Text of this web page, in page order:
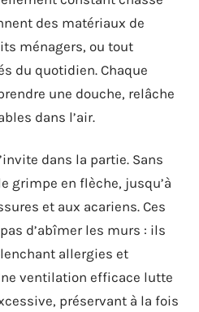
des matériaux de
ménagers, ou tout
du quotidien. Chaque
une douche, relâche
dans l’air.
dans la partie. Sans
grimpe en flèche, jusqu’à
et aux acariens. Ces
d’abîmer les murs : ils
allergies et
ventilation efficace lutte
préservant à la fois